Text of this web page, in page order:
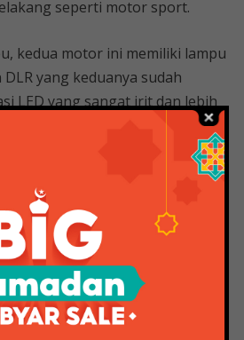
seperti motor sport.
kedua motor ini memiliki lampu
yang keduanya sudah
LED yang sangat irit dan lebih
dari Vario 125 dan 150
menggunakan Full Digital dan
baterai yang dapat digunakan
hampir habis, dan
engkol, bug, atau